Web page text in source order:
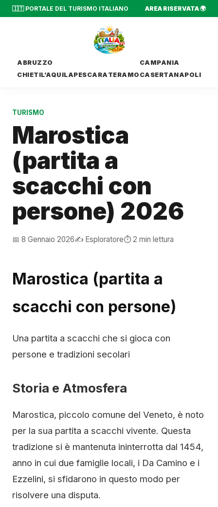
🇮🇹 PORTALE DEL TURISMO ITALIANO AREA RISERVATA 🌍
ABRUZZO
CHIETIL’AQUILAPESCARA TERAMO
CAMPANIA
CASERTANAPOLI
TURISMO
Marostica
(partita a
scacchi con
persone) 2026
📅 8 Gennaio 2026✍️ Esploratore⏱️ 2 min lettura
Marostica (partita a
scacchi con persone)
Una partita a scacchi che si gioca con
persone e tradizioni secolari
Storia e Atmosfera
Marostica, piccolo comune del Veneto, è noto
per la sua partita a scacchi vivente. Questa
tradizione si è mantenuta ininterrotta dal 1454,
anno in cui due famiglie locali, i Da Camino e i
Ezzelini, si sfidarono in questo modo per
risolvere una disputa.